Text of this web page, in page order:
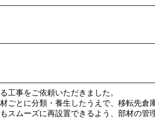
工事をご依頼いただきました。
とに分類・養生したうえで、移転先倉
スムーズに再設置できるよう、部材の管